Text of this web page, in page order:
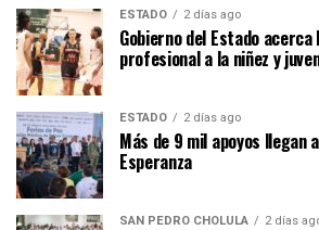
ESTADO 2 días ago
Gobierno del Estado
profesional a la niñez y
ESTADO 2 días ago
Más de 9 mil apoyos llegan
Esperanza
SAN PEDRO CHOLULA 2 días